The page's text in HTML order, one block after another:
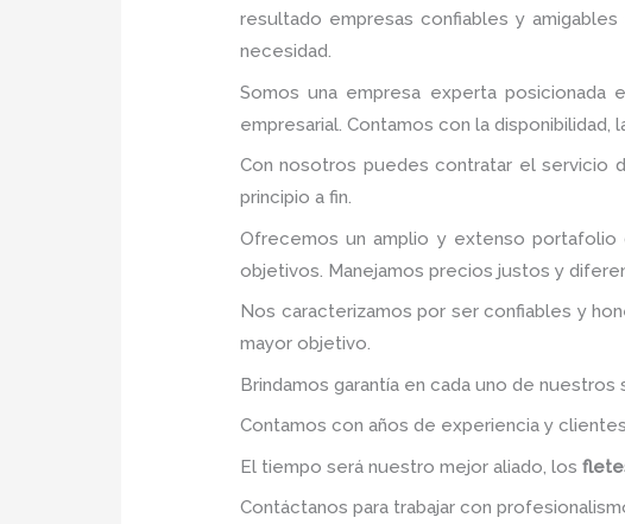
resultado empresas confiables y
necesidad.
Somos una empresa experta
empresarial. Contamos con la disponibilidad,
Con nosotros puedes contratar el servicio
principio a fin.
Ofrecemos un amplio y extenso portafolio
objetivos. Manejamos precios justos y
Nos caracterizamos por ser confiables y
mayor objetivo.
Brindamos garantía en cada uno de nuestros
Contamos con años de experiencia y
El tiempo será nuestro mejor aliado, los
Contáctanos para trabajar con